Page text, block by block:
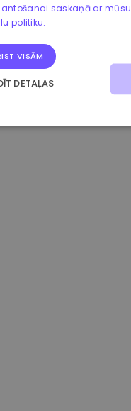
+2.60%
saskaņā ar mūsu
politiku.
VISĀM
DETAĻAS